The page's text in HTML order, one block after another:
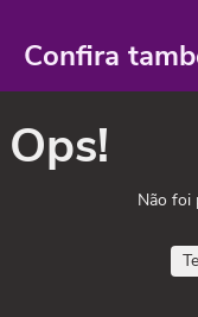
Confira
Ops!
Não foi